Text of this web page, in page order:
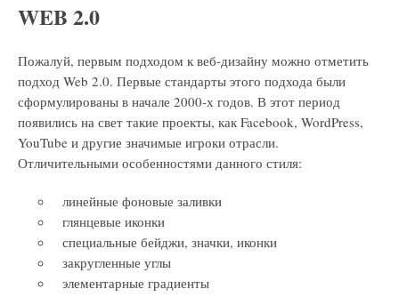
WEB 2.0
Пожалуй, первым подходом к веб-дизайну можно отметить
подход Web 2.0. Первые стандарты этого подхода были
сформулированы в начале 2000-х годов. В этот период
появились на свет такие проекты, как Facebook, WordPress,
YouTube и другие значимые игроки отрасли.
Отличительными особенностями данного стиля:
линейные фоновые заливки
глянцевые иконки
специальные бейджи, значки, иконки
закругленные углы
элементарные градиенты